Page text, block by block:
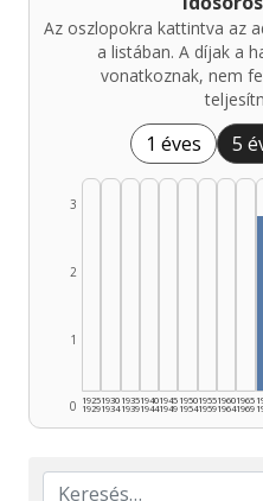
Az oszlopokra kattintva az
a listában. A díjak a
vonatkoznak, nem
1 éves 5
0
1
2
3
1925
1929
1930
1934
1935
1939
1940
1944
1945
1949
1950
1954
1955
1959
1960
1964
1965
1969